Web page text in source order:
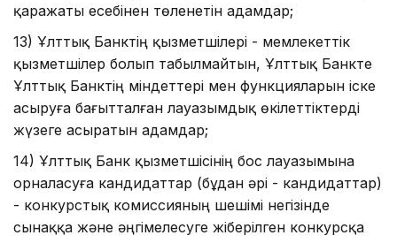
қаражаты есебінен төленетін адамдар;
13) Ұлттық Банктің қызметшілері - мемлекеттік
қызметшілер болып табылмайтын, Ұлттық Банкте
Ұлттық Банктің міндеттері мен функцияларын іске
асыруға бағытталған лауазымдық өкілеттіктерді
жүзеге асыратын адамдар;
14) Ұлттық Банк қызметшісінің бос лауазымына
орналасуға кандидаттар (бұдан әрі - кандидаттар)
- конкурстық комиссияның шешімі негізінде
сынаққа және әңгімелесуге жіберілген конкурсқа